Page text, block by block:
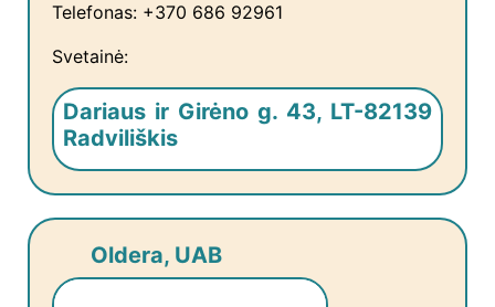
Telefonas: +370 686 92961
Svetainė:
Dariaus ir Girėno g. 43, LT-82139
Radviliškis
Oldera, UAB